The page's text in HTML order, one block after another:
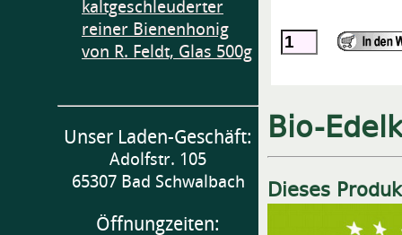
kaltgeschleuderter
reiner Bienenhonig
von R. Feldt, Glas 500g
Unser Laden-Geschäft:
Adolfstr. 105
65307 Bad Schwalbach
Öffnungzeiten:
Bio-
Dieses